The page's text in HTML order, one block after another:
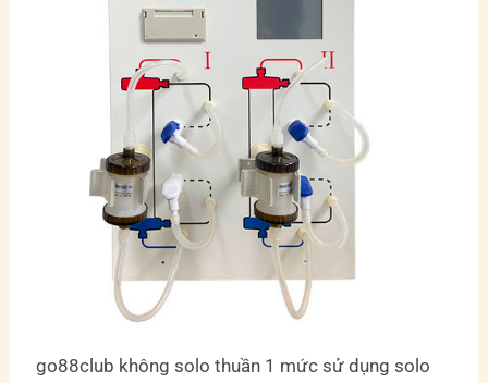
go88club không solo thuần 1 mức sử dụng solo